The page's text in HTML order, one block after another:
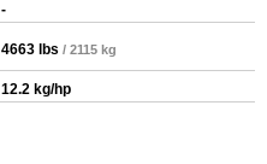
-
4663 lbs / 2115 kg
12.2 kg/hp